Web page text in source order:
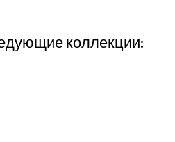
коллекции: